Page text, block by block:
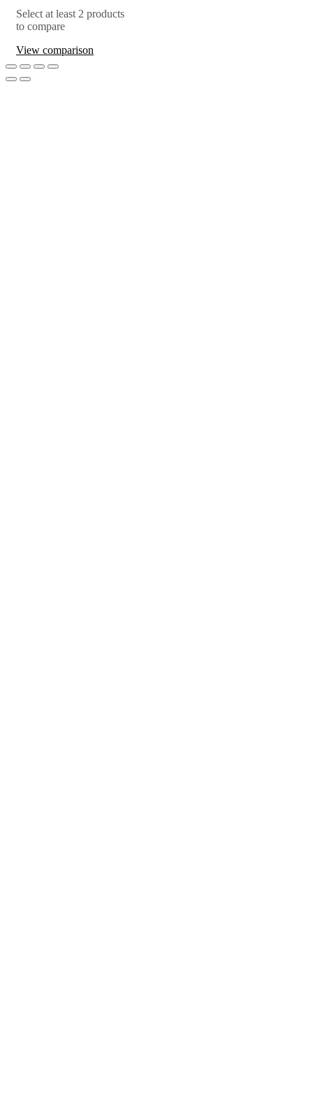
Select at least 2 products
to compare
View comparison